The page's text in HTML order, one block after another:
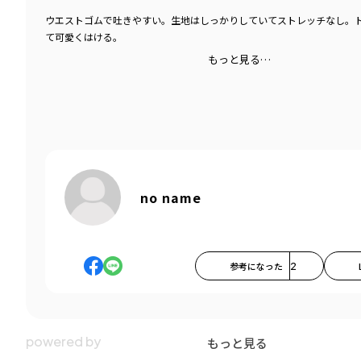
ウエストゴムで吐きやすい。生地はしっかりしていてストレッチなし。
て可愛くはける。
もっと見る…
no name
参考になった 2
もっと見る